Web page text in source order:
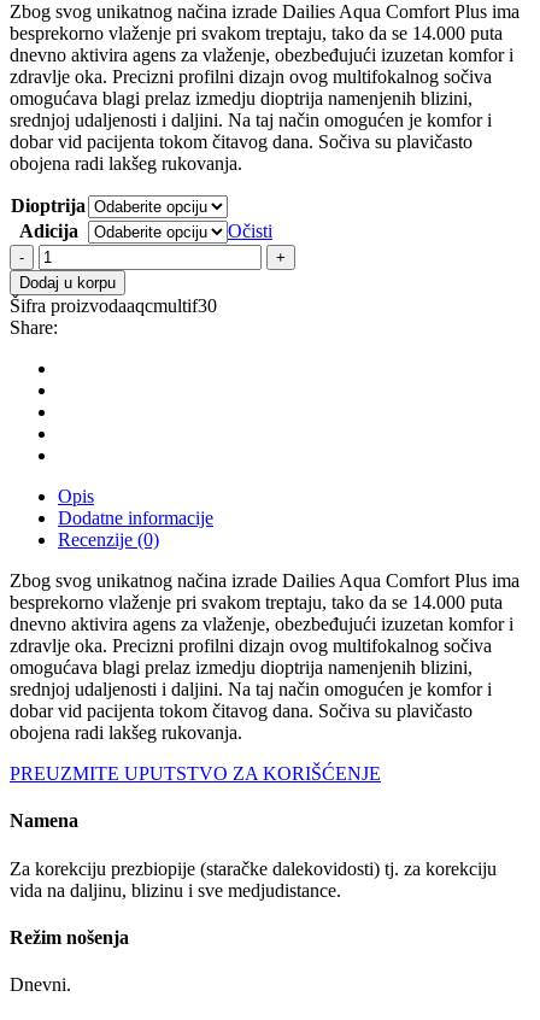
Zbog svog unikatnog načina izrade Dailies Aqua Comfort Plus ima
besprekorno vlaženje pri svakom treptaju, tako da se 14.000 puta
dnevno aktivira agens za vlaženje, obezbeđujući izuzetan komfor i
zdravlje oka. Precizni profilni dizajn ovog multifokalnog sočiva
omogućava blagi prelaz izmedju dioptrija namenjenih blizini,
srednjoj udaljenosti i daljini. Na taj način omogućen je komfor i
dobar vid pacijenta tokom čitavog dana. Sočiva su plavičasto
obojena radi lakšeg rukovanja.
Dioptrija
Adicija
Očisti
Kontaktna
sočiva
Dailies
AquaComfort
Plus
Multifocal
dnevna
30
kom.
količina
Dodaj u korpu
Šifra proizvodaaqcmultif30
Share:
Opis
Dodatne informacije
Recenzije (0)
Zbog svog unikatnog načina izrade Dailies Aqua Comfort Plus ima
besprekorno vlaženje pri svakom treptaju, tako da se 14.000 puta
dnevno aktivira agens za vlaženje, obezbeđujući izuzetan komfor i
zdravlje oka. Precizni profilni dizajn ovog multifokalnog sočiva
omogućava blagi prelaz izmedju dioptrija namenjenih blizini,
srednjoj udaljenosti i daljini. Na taj način omogućen je komfor i
dobar vid pacijenta tokom čitavog dana. Sočiva su plavičasto
obojena radi lakšeg rukovanja.
PREUZMITE UPUTSTVO ZA KORIŠĆENJE
Namena
Za korekciju prezbiopije (staračke dalekovidosti) tj. za korekciju
vida na daljinu, blizinu i sve medjudistance.
Režim nošenja
Dnevni.